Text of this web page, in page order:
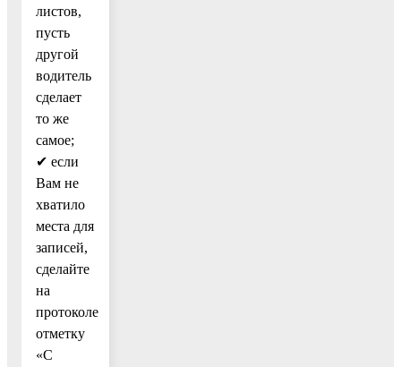
листов,
пусть
другой
водитель
сделает
то же
самое;
✔ если
Вам не
хватило
места для
записей,
сделайте
на
протоколе
отметку
«С